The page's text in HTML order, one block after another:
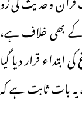
بھی خلاف ہے،
قرار دیا گیا
حدیث سے یہ بات ثابت ہے کہ